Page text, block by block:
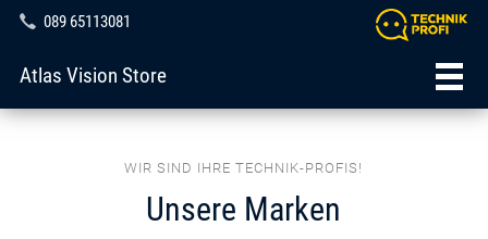
089 65113081
Atlas Vision Store
WIR SIND IHRE TECHNIK-PROFIS!
Unsere Marken